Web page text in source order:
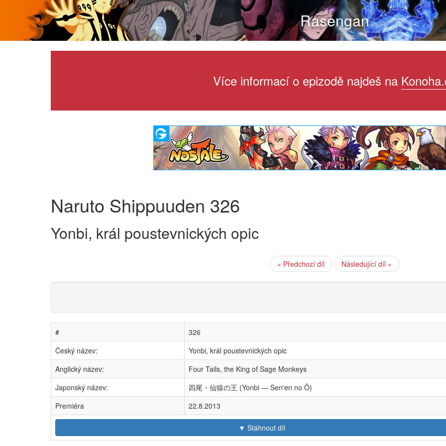
Rasengan
Více informací o epizodě najdeš na
Naruto Shippuuden 326
Yonbi, král poustevnických opic
« Předchozí díl Následující díl »
#
326
Český název:
Yonbi, král poustevnických opic
Anglický název:
Four Tails, the King of Sage Monkeys
Japonský název:
四尾・仙猿の王 (Yonbi — Sen'en no Ō)
Premiéra
22.8.2013
▼ Stáhnout díl